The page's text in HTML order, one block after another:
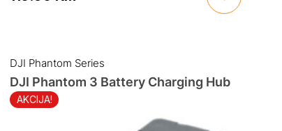
DJI Phantom Series
AKCIJA!
DJI Phantom 3 Battery Charging Hub